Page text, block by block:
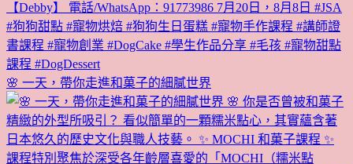
🌸 一天，帶你走進和菓子的細膩世界